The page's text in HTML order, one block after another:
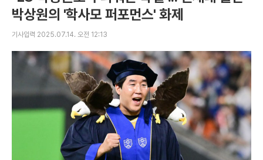
기
박상원의 '학사모 퍼포먼스' 화제
기사입력 2025.07.14. 오전 12:13